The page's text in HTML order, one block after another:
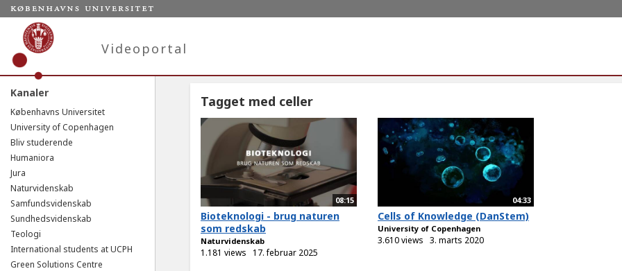
Videoportal
Kanaler
Københavns Universitet
University of Copenhagen
Bliv studerende
Humaniora
Jura
Naturvidenskab
Samfundsvidenskab
Sundhedsvidenskab
Teologi
International students at UCPH
Green Solutions Centre
Tagget med celler
08:15
Bioteknologi - brug naturen
som redskab
Naturvidenskab
1.181 views 17. februar 2025
04:33
Cells of Knowledge (DanStem)
University of Copenhagen
3.610 views 3. marts 2020